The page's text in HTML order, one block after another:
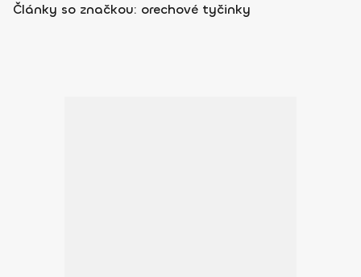
Články so značkou: orechové tyčinky